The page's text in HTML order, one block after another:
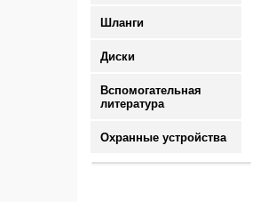
Шланги
Диски
Вспомогательная
литература
Охранные устройства